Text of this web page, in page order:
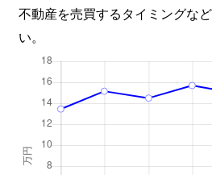
不動産を売買するタイミングな
い。